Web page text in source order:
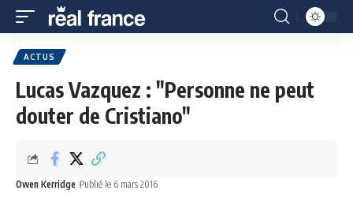
ACTUS
Lucas Vazquez : "Personne ne peut
douter de Cristiano"
Owen Kerridge Publié le 6 mars 2016